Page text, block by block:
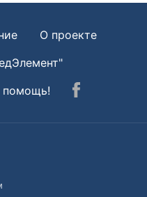
О проекте
помощь!